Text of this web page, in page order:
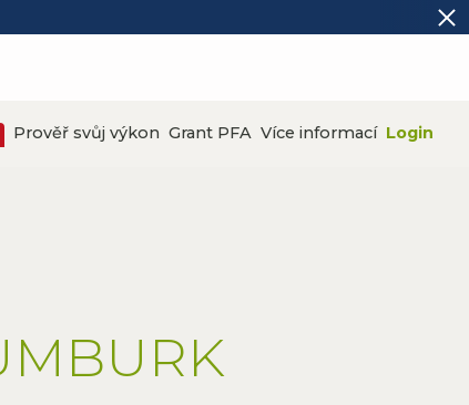
Prověř svůj výkon Grant PFA Více informací Login